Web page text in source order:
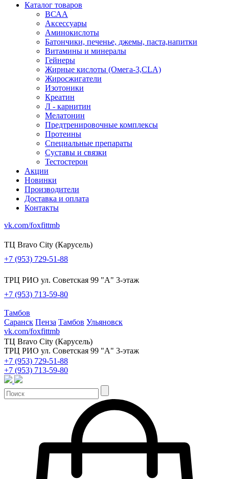
Каталог товаров
ВСАА
Аксессуары
Аминокислоты
Батончики, печенье, джемы, паста,напитки
Витамины и минералы
Гейнеры
Жирные кислоты (Омега-3,CLA)
Жиросжигатели
Изотоники
Креатин
Л - карнитин
Мелатонин
Предтренировочные комплексы
Протеины
Специальные препараты
Суставы и связки
Тестостерон
Акции
Новинки
Производители
Доставка и оплата
Контакты
vk.com/foxfittmb
ТЦ Bravo City (Карусель)
+7 (953) 729-51-88
ТРЦ РИО ул. Советская 99 "А" 3-этаж
+7 (953) 713-59-80
Тамбов
Саранск Пенза Тамбов Ульяновск
vk.com/foxfittmb
ТЦ Bravo City (Карусель)
ТРЦ РИО ул. Советская 99 "А" 3-этаж
+7 (953) 729-51-88
+7 (953) 713-59-80